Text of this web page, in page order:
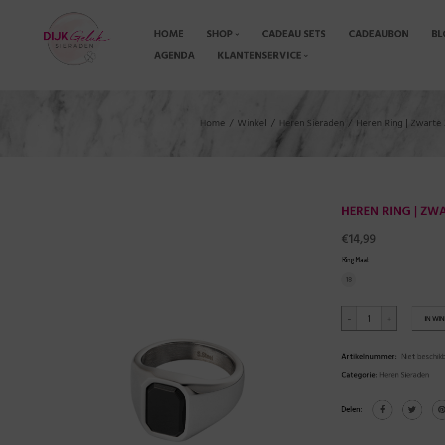
HOME SHOP CADEAU SETS CADEAUBON
AGENDA
KLANTENSERVICE
Home Winkel Heren Sieraden Heren Ring | Zwarte
HEREN RING |
€14,99
Ring Maat
18
IN
Artikelnummer: Niet
Categorie: Heren Sieraden
Delen: